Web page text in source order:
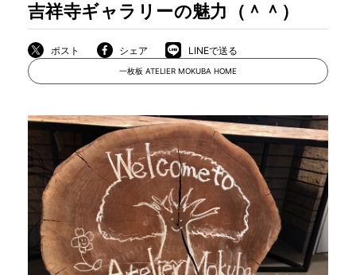
店舗から探す
MOKUBA について
商品情報
直営店
吉祥寺ギャラリーの魅力（＾＾）
ポスト シェア LINEで送る
一枚板 ATELIER MOKUBA HOME